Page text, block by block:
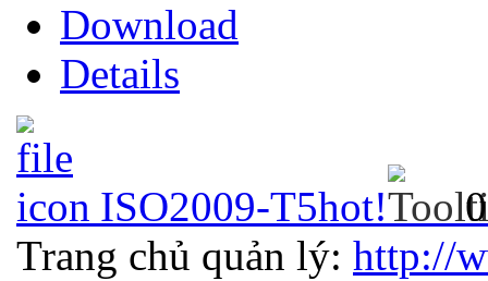
Download
Details
ISO2009-T5hot!
Trang chủ quản lý: http://